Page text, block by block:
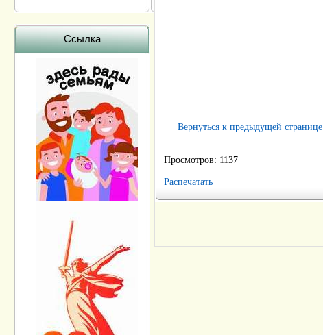
Ссылка
Вернуться к предыдущей странице
Просмотров: 1137
Распечатать